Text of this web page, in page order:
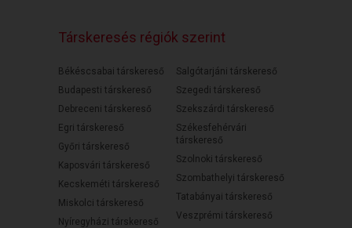
Társkeresés régiók szerint
Békéscsabai társkereső
Budapesti társkereső
Debreceni társkereső
Egri társkereső
Győri társkereső
Kaposvári társkereső
Kecskeméti társkereső
Miskolci társkereső
Nyíregyházi társkereső
Salgótarjáni társkereső
Szegedi társkereső
Szekszárdi társkereső
Székesfehérvári
társkereső
Szolnoki társkereső
Szombathelyi társkereső
Tatabányai társkereső
Veszprémi társkereső